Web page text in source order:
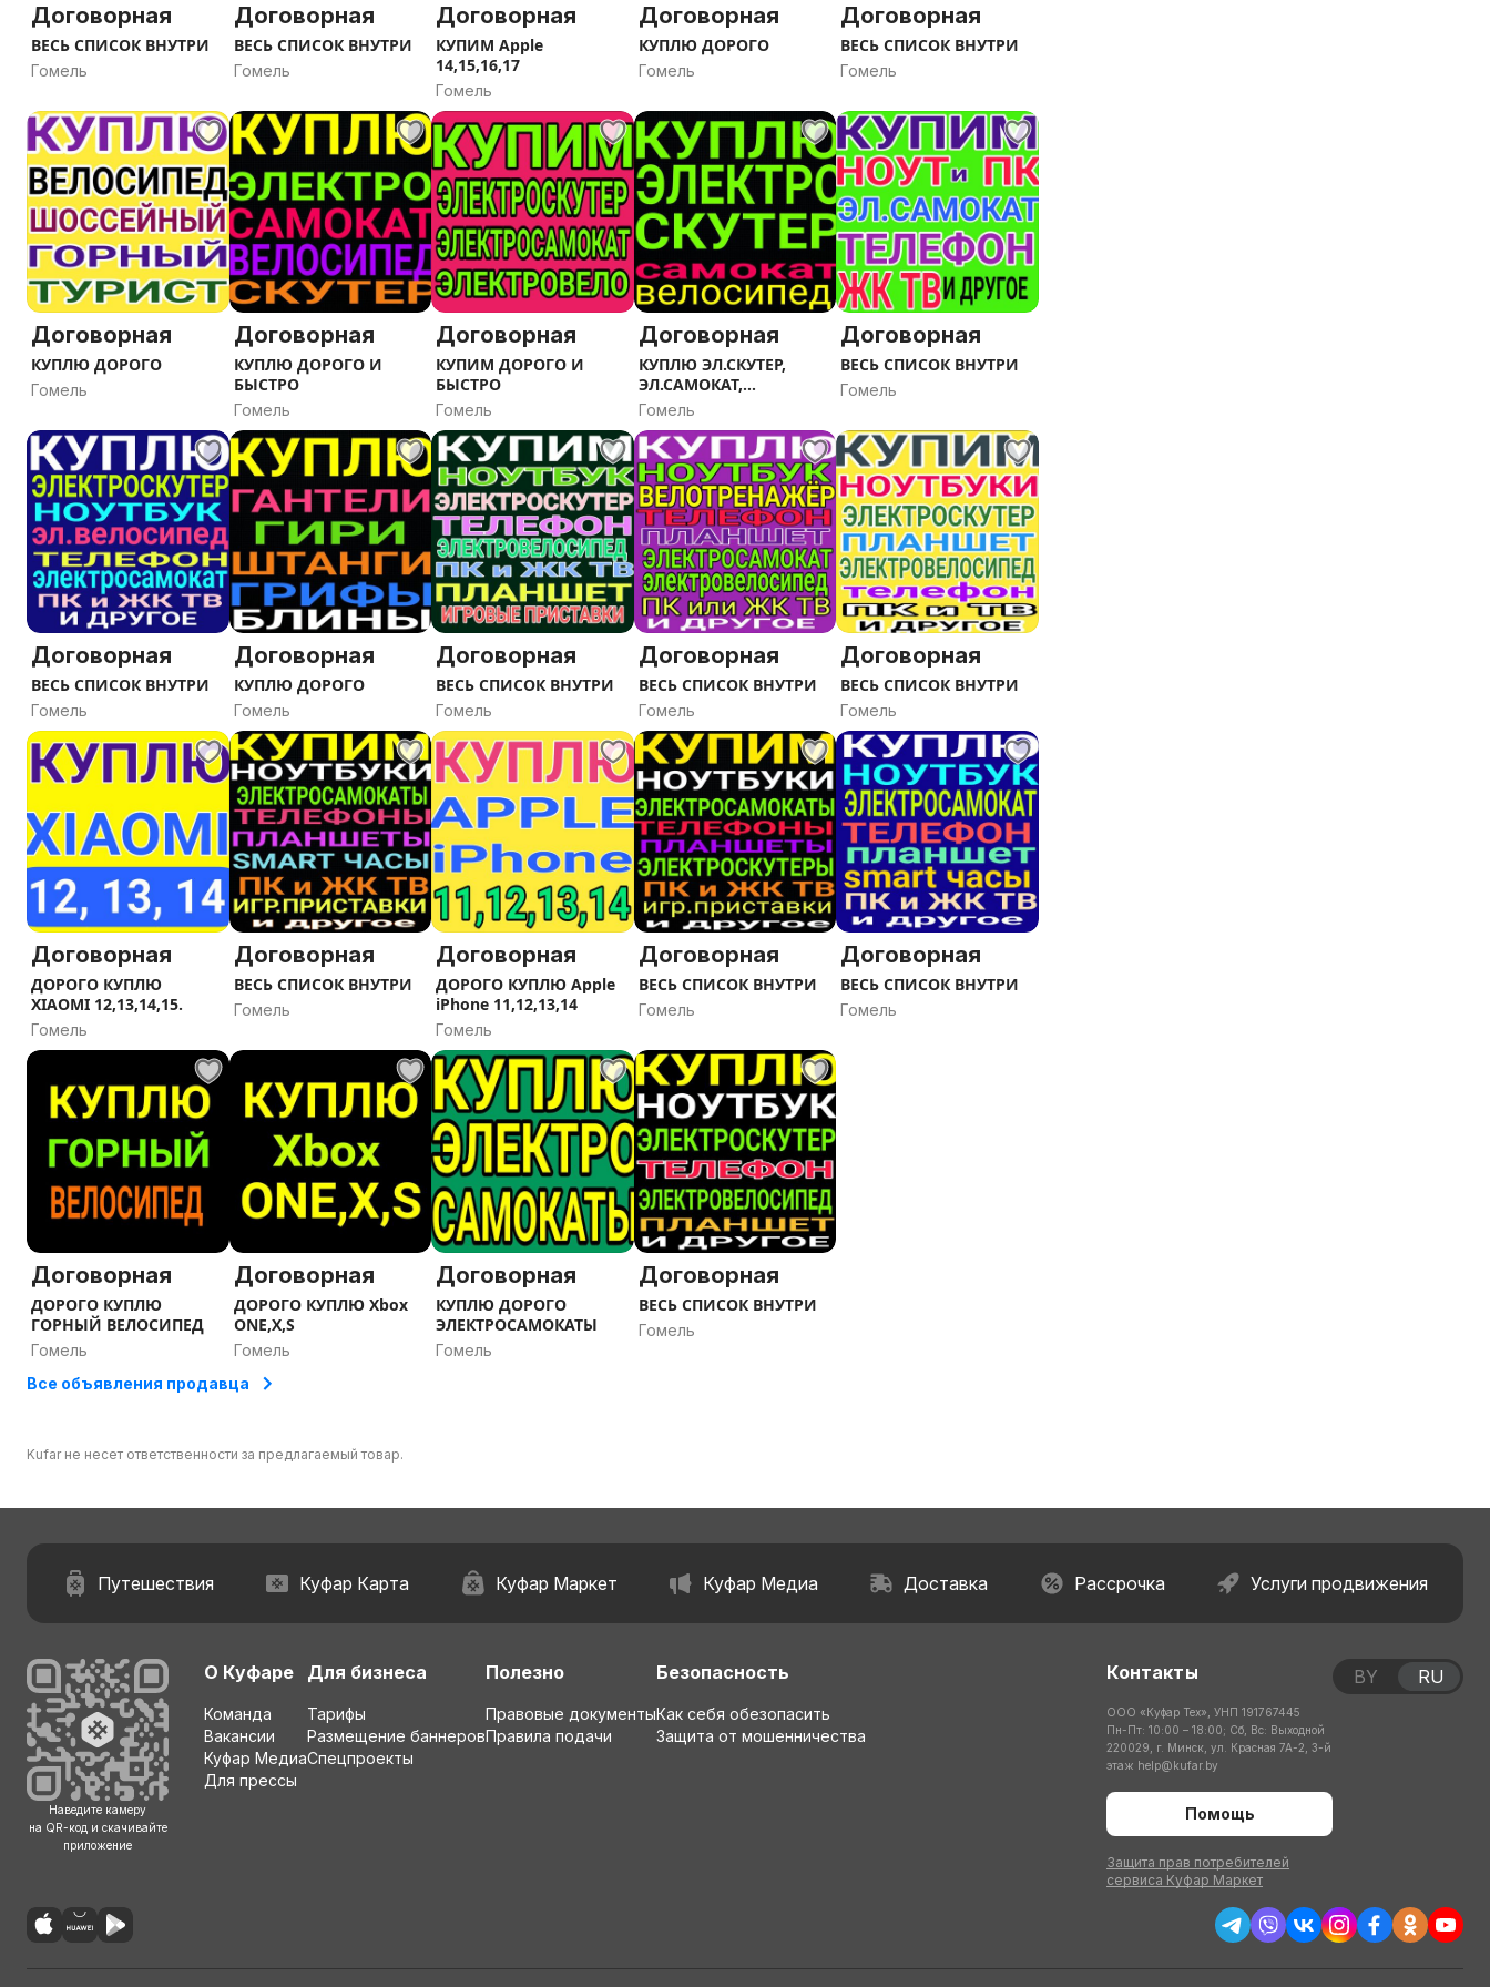
Договорная
ВЕСЬ СПИСОК ВНУТРИ
Гомель
Договорная
ВЕСЬ СПИСОК ВНУТРИ
Гомель
Договорная
КУПИМ Apple
14,15,16,17
Гомель
Договорная
КУПЛЮ ДОРОГО
Гомель
Договорная
ВЕСЬ СПИСОК ВНУТРИ
Гомель
Договорная
КУПЛЮ ДОРОГО
Гомель
Договорная
КУПЛЮ ДОРОГО И
БЫСТРО
Гомель
Договорная
КУПИМ ДОРОГО И
БЫСТРО
Гомель
Договорная
КУПЛЮ ЭЛ.СКУТЕР,
ЭЛ.САМОКАТ,
ЭЛ.ВЕЛОСИПЕД
Гомель
Договорная
ВЕСЬ СПИСОК ВНУТРИ
Гомель
Договорная
ВЕСЬ СПИСОК ВНУТРИ
Гомель
Договорная
КУПЛЮ ДОРОГО
Гомель
Договорная
ВЕСЬ СПИСОК ВНУТРИ
Гомель
Договорная
ВЕСЬ СПИСОК ВНУТРИ
Гомель
Договорная
ВЕСЬ СПИСОК ВНУТРИ
Гомель
Договорная
ДОРОГО КУПЛЮ
XIAOMI 12,13,14,15.
Гомель
Договорная
ВЕСЬ СПИСОК ВНУТРИ
Гомель
Договорная
ДОРОГО КУПЛЮ Apple
iPhone 11,12,13,14
Гомель
Договорная
ВЕСЬ СПИСОК ВНУТРИ
Гомель
Договорная
ВЕСЬ СПИСОК ВНУТРИ
Гомель
Договорная
ДОРОГО КУПЛЮ
ГОРНЫЙ ВЕЛОСИПЕД
Гомель
Договорная
ДОРОГО КУПЛЮ Xbox
ONE,X,S
Гомель
Договорная
КУПЛЮ ДОРОГО
ЭЛЕКТРОСАМОКАТЫ
Гомель
Договорная
ВЕСЬ СПИСОК ВНУТРИ
Гомель
Все объявления продавца
Kufar не несет ответственности за предлагаемый товар.
Путешествия Куфар Карта Куфар Маркет Куфар Медиа Доставка Рассрочка Услуги продвижения
Наведите камеру
на QR-код и скачивайте
приложение
О Куфаре
Команда
Вакансии
Куфар Медиа
Для прессы
Для бизнеса
Тарифы
Размещение баннеров
Спецпроекты
Полезно
Правовые документы
Правила подачи
Безопасность
Как себя обезопасить
Защита от мошенничества
Контакты
ООО «Куфар Тех», УНП 191767445
Пн-Пт: 10:00 – 18:00; Сб, Вс: Выходной
220029, г. Минск, ул. Красная 7А-2, 3-й
этаж help@kufar.by
Помощь
Защита прав потребителей
сервиса Куфар Маркет
BY RU